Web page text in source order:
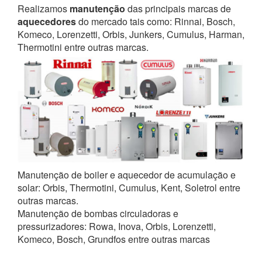
Realizamos manutenção das principais marcas de
aquecedoresdo mercado tais como: Rinnai, Bosch,
Komeco, Lorenzetti, Orbis, Junkers, Cumulus, Harman,
Thermotini entre outras marcas.
Manutenção de boiler e aquecedor de acumulação e
solar: Orbis, Thermotini, Cumulus, Kent, Soletrol entre
outras marcas.
Manutenção de bombas circuladoras e
pressurizadores: Rowa, Inova, Orbis, Lorenzetti,
Komeco, Bosch, Grundfos entre outras marcas